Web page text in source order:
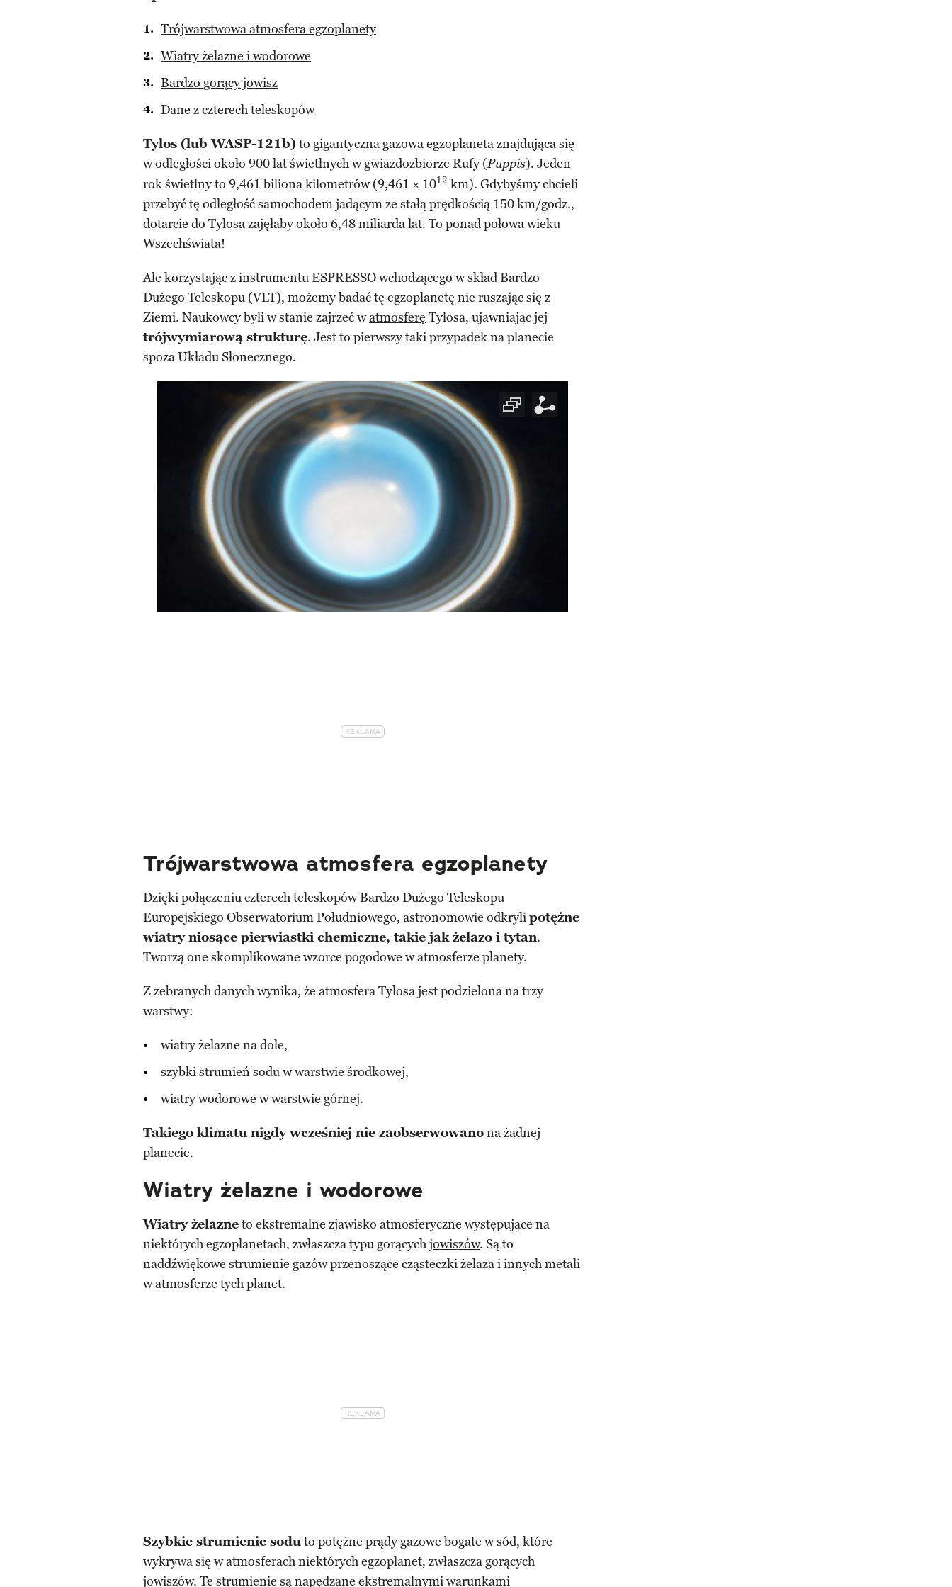
Trójwarstwowa atmosfera egzoplanety
Wiatry żelazne i wodorowe
Bardzo gorący jowisz
Dane z czterech teleskopów
Tylos (lub WASP-121b) to gigantyczna gazowa egzoplaneta znajdująca się
w odległości około 900 lat świetlnych w gwiazdozbiorze Rufy (Puppis). Jeden
rok świetlny to 9,461 biliona kilometrów (9,461 × 1012 km). Gdybyśmy chcieli
przebyć tę odległość samochodem jadącym ze stałą prędkością 150 km/godz.,
dotarcie do Tylosa zajęłaby około 6,48 miliarda lat. To ponad połowa wieku
Wszechświata!
Ale korzystając z instrumentu ESPRESSO wchodzącego w skład Bardzo
Dużego Teleskopu (VLT), możemy badać tę egzoplanetę nie ruszając się z
Ziemi. Naukowcy byli w stanie zajrzeć watmosferę Tylosa, ujawniając jej
trójwymiarową strukturę. Jest to pierwszy taki przypadek na planecie
spoza Układu Słonecznego.
Trójwarstwowa atmosfera egzoplanety
Dzięki połączeniu czterech teleskopów Bardzo Dużego Teleskopu
Europejskiego Obserwatorium Południowego, astronomowie odkrylipotężne
wiatry niosące pierwiastki chemiczne, takie jak żelazo i tytan.
Tworzą one skomplikowane wzorce pogodowe w atmosferze planety.
Z zebranych danych wynika, że atmosfera Tylosa jest podzielona na trzy
warstwy:
wiatry żelazne na dole,
szybki strumień sodu w warstwie środkowej,
wiatry wodorowe w warstwie górnej.
Takiego klimatu nigdy wcześniej nie zaobserwowanona żadnej
planecie.
Wiatry żelazne i wodorowe
Wiatry żelazneto ekstremalne zjawisko atmosferyczne występujące na
niektórych egzoplanetach, zwłaszcza typu gorącychjowiszów. Są to
naddźwiękowe strumienie gazów przenoszące cząsteczki żelaza i innych metali
w atmosferze tych planet.
Szybkie strumienie soduto potężne prądy gazowe bogate w sód, które
wykrywa się w atmosferach niektórych egzoplanet, zwłaszcza gorących
jowiszów. Te strumienie są napędzane ekstremalnymi warunkami